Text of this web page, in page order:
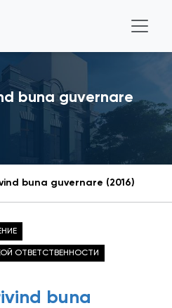
buna guvernare
buna guvernare (2016)
ОТВЕТСТВЕННОСТИ
buna